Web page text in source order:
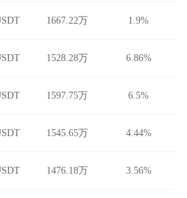
1667.22万 1.9%
1528.28万 6.86%
1597.75万 6.5%
1545.65万 4.44%
1476.18万 3.56%